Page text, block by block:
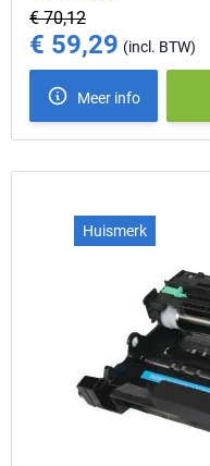
€ 70,12
Special Price
€ 59,29
Meer info
Huismerk